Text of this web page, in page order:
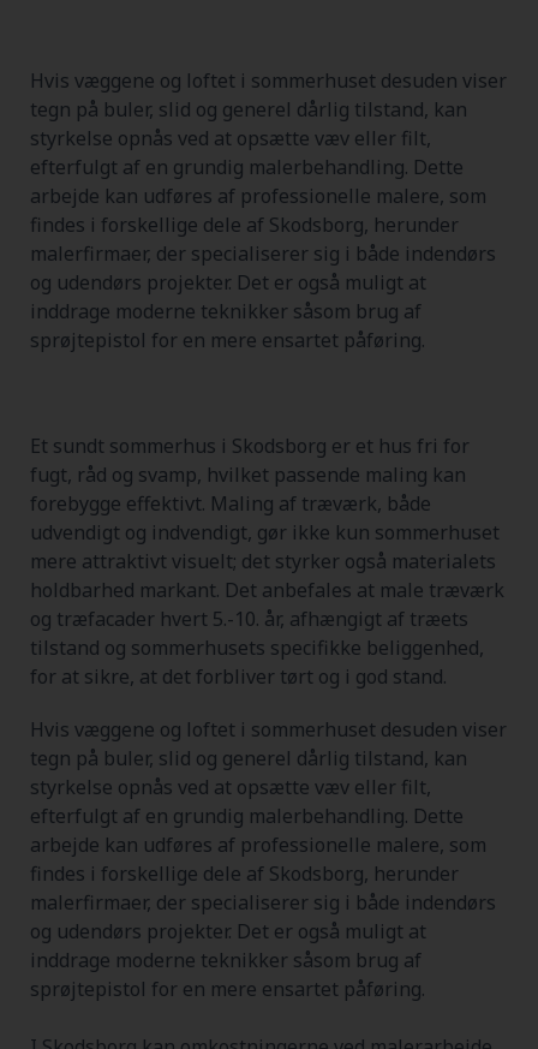
Hvis væggene og loftet i sommerhuset desuden viser
tegn på buler, slid og generel dårlig tilstand, kan
styrkelse opnås ved at opsætte væv eller filt,
efterfulgt af en grundig malerbehandling. Dette
arbejde kan udføres af professionelle malere, som
findes i forskellige dele af Skodsborg, herunder
malerfirmaer, der specialiserer sig i både indendørs
og udendørs projekter. Det er også muligt at
inddrage moderne teknikker såsom brug af
sprøjtepistol for en mere ensartet påføring.
Et sundt sommerhus i Skodsborg er et hus fri for
fugt, råd og svamp, hvilket passende maling kan
forebygge effektivt. Maling af træværk, både
udvendigt og indvendigt, gør ikke kun sommerhuset
mere attraktivt visuelt; det styrker også materialets
holdbarhed markant. Det anbefales at male træværk
og træfacader hvert 5.-10. år, afhængigt af træets
tilstand og sommerhusets specifikke beliggenhed,
for at sikre, at det forbliver tørt og i god stand.
Hvis væggene og loftet i sommerhuset desuden viser
tegn på buler, slid og generel dårlig tilstand, kan
styrkelse opnås ved at opsætte væv eller filt,
efterfulgt af en grundig malerbehandling. Dette
arbejde kan udføres af professionelle malere, som
findes i forskellige dele af Skodsborg, herunder
malerfirmaer, der specialiserer sig i både indendørs
og udendørs projekter. Det er også muligt at
inddrage moderne teknikker såsom brug af
sprøjtepistol for en mere ensartet påføring.